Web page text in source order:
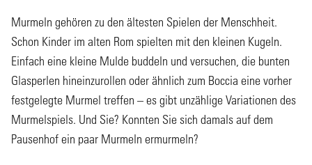
Murmeln gehören zu den ältesten Spielen der Menschheit.
Schon Kinder im alten Rom spielten mit den kleinen Kugeln.
Einfach eine kleine Mulde buddeln und versuchen, die bunten
Glasperlen hineinzurollen oder ähnlich zum Boccia eine vorher
festgelegte Murmel treffen – es gibt unzählige Variationen des
Murmelspiels. Und Sie? Konnten Sie sich damals auf dem
Pausenhof ein paar Murmeln ermurmeln?